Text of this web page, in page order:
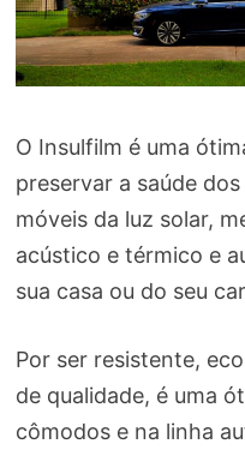
O Insulfilm é uma
preservar a saúde
móveis da luz solar,
acústico e térmico e
sua casa ou do seu
Por ser resistente,
de qualidade, é uma
cômodos e na linha